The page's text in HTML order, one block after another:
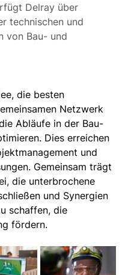
Delray über
technischen und
von Bau- und
die besten
Netzwerk
Abläufe in der Bau-
Dies erreichen
und
Gemeinsam trägt
die unterbrochene
und Synergien
schaffen, die
fördern.